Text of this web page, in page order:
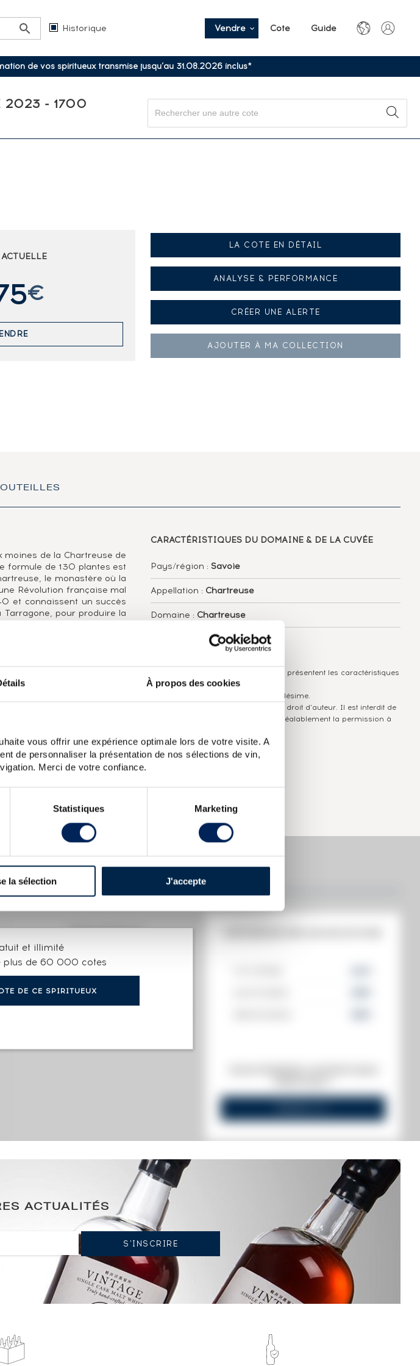
À propos des cookies
vous offrir une expérience optimale lors de votre visite. A
de personnaliser la présentation de nos sélections de vin,
Merci de votre confiance.
Statistiques Marketing
la sélection J'accepte
Historique Vendre Cote Guide
de vos spiritueux transmise jusqu’au 31.08.2026 inclus*
2023 - 1700
€
LA COTE EN DÉTAIL
ANALYSE & PERFORMANCE
CRÉER UNE ALERTE
AJOUTER À MA COLLECTION
moines de la Chartreuse de
formule de 130 plantes est
le monastère où la
Révolution française mal
et connaissent un succès
pour produire la
en 1929 et reviennent
Aujourd'hui, Chartreuse
et Voiron -, et la
pour ne citer que les plus
et des collectionneurs de
composée de 130 plantes.
il existe aussi une version
Chartreuse au XIXe siècle :
(35cl.)
Chartreuse Of. Verte
CARACTÉRISTIQUES DU DOMAINE & DE LA CUVÉE
Pays/région : Savoie
Appellation : Chartreuse
Domaine : Chartreuse
Jaune
Les informations publiées ci-dessus présentent les caractéristiques
actuelles du spiritueux concerné.
Elles ne sont pas spécifiques au millésime.
Attention, ce texte est protégé par un droit d'auteur. Il est interdit de
le copier sans en avoir demandé préalablement la permission à
et illimité
plus de 60 000 cotes
DE CE SPIRITUEUX
375
TENDANCE ACTUELLE DE LA COTE
TENDANCE À LA HAUSSE
EN 2026 PAR RAPPORT À 2025
pour être avertis de la
ACTUALITÉS